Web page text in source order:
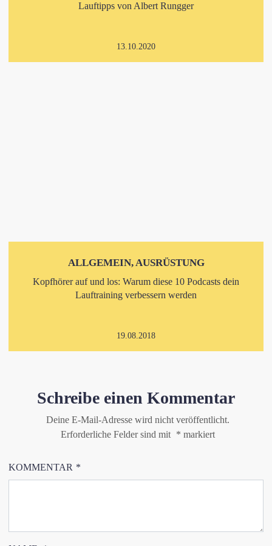
Lauftipps von Albert Rungger
13.10.2020
ALLGEMEIN, AUSRÜSTUNG
Kopfhörer auf und los: Warum diese 10 Podcasts dein
Lauftraining verbessern werden
19.08.2018
Schreibe einen Kommentar
Deine E-Mail-Adresse wird nicht veröffentlicht.
Erforderliche Felder sind mit * markiert
KOMMENTAR *